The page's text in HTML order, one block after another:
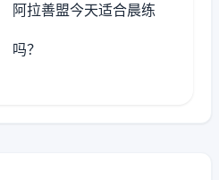
阿拉善盟今天适合晨练
吗？